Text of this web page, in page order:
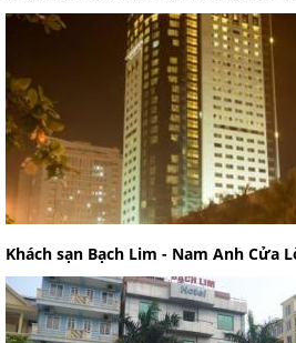
Khách sạn Bạch Lim - Nam Anh Cửa